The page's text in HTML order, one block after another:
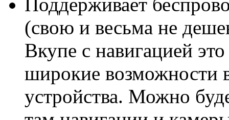
Поддерживает
(свою и весьма не
Вкупе с навигацией
широкие возможности
устройства. Можно